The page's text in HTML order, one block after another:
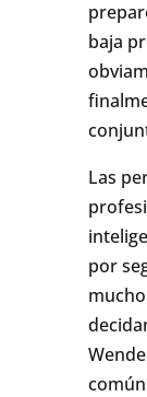
baja
Las
por